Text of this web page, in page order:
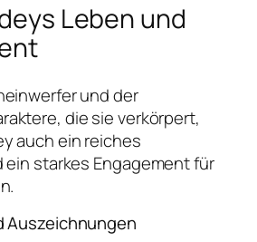
Leben und
und der
die sie verkörpert,
auch ein reiches
ein starkes Engagement für
Auszeichnungen